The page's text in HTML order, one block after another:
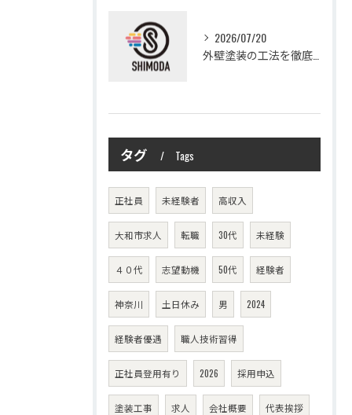
2026/07/20
タグ Tags
正社員 未経験者 高収入
大和市求人 転職 30代 未経験
４０代 志望動機 50代 経験者
神奈川 土日休み 男 2024
経験者優遇 職人技術習得
正社員登用有り 2026 採用申込
塗装工事 求人 会社概要 代表挨拶